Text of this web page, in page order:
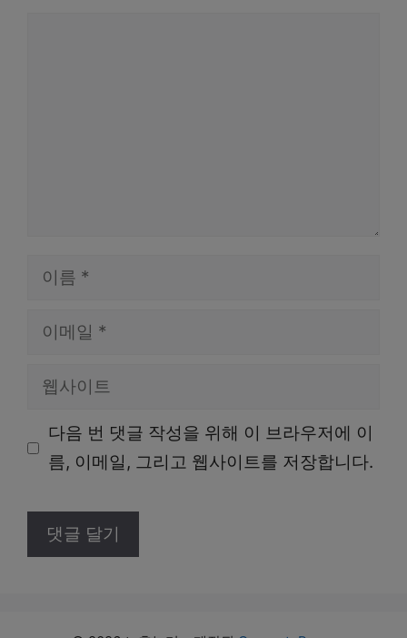
일
다음 번 댓글 작성을 위해 이 브라우저에 이
름, 이메일, 그리고 웹사이트를 저장합니다.